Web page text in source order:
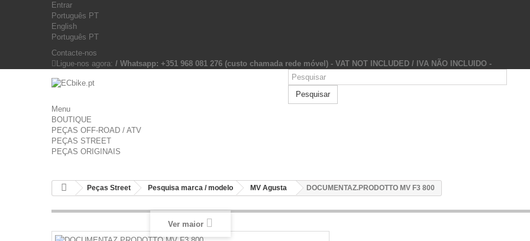
Entrar
Português PT
English
Português PT
Contacte-nos
Ligue-nos agora: / Whatsapp: +351 968 081 276 (custo chamada rede móvel) - VAT NOT INCLUDED / IVA NÃO INCLUIDO -
Pesquisar
Menu
BOUTIQUE
PEÇAS OFF-ROAD / ATV
PEÇAS STREET
PEÇAS ORIGINAIS
Peças Street Pesquisa marca / modelo MV Agusta DOCUMENTAZ.PRODOTTO MV F3 800
Ver maior